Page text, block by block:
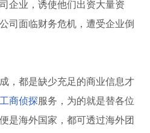
企业，诱使他们出资大量资
司面临财务危机，遭受企业倒
，都是缺少充足的商业信息才
工商侦探服务，为的就是替各位
是海外国家，都可透过海外团